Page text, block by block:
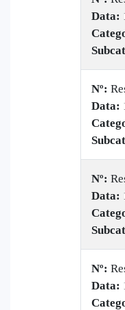
Data:
Nº:
Data:
Nº:
Data:
Nº:
Data: